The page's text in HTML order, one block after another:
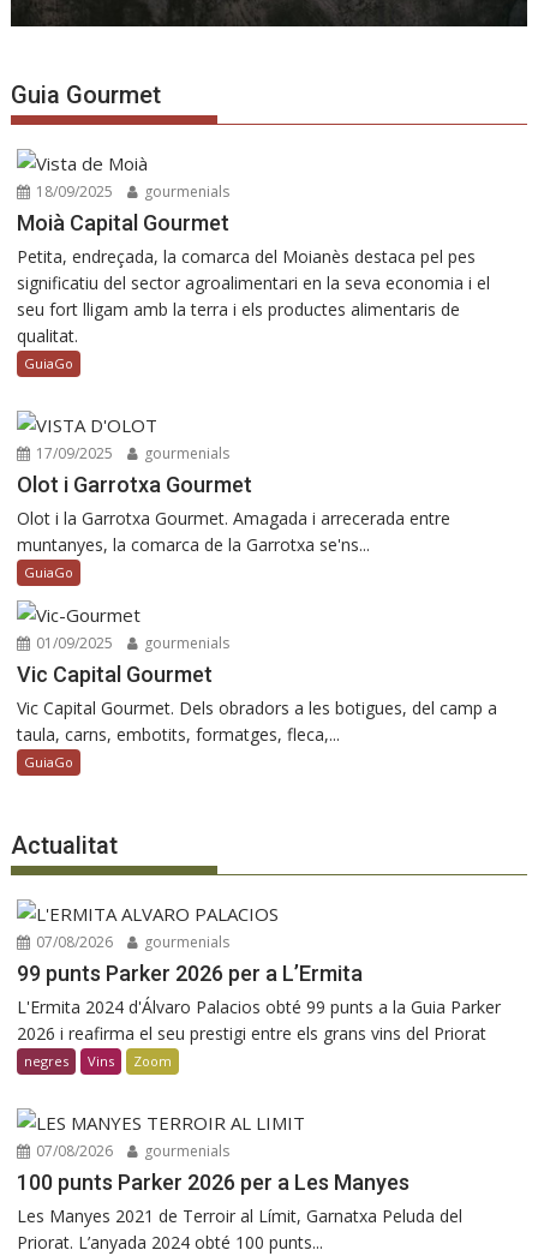
Guia Gourmet
18/09/2025 gourmenials
Moià Capital Gourmet
Petita, endreçada, la comarca del Moianès destaca pel pes
significatiu del sector agroalimentari en la seva economia i el
seu fort lligam amb la terra i els productes alimentaris de
qualitat.
GuiaGo
17/09/2025 gourmenials
Olot i Garrotxa Gourmet
Olot i la Garrotxa Gourmet. Amagada i arrecerada entre
muntanyes, la comarca de la Garrotxa se'ns...
GuiaGo
01/09/2025 gourmenials
Vic Capital Gourmet
Vic Capital Gourmet. Dels obradors a les botigues, del camp a
taula, carns, embotits, formatges, fleca,...
GuiaGo
Actualitat
07/08/2026 gourmenials
99 punts Parker 2026 per a L’Ermita
L'Ermita 2024 d'Álvaro Palacios obté 99 punts a la Guia Parker
2026 i reafirma el seu prestigi entre els grans vins del Priorat
negres Vins Zoom
07/08/2026 gourmenials
100 punts Parker 2026 per a Les Manyes
Les Manyes 2021 de Terroir al Límit, Garnatxa Peluda del
Priorat. L’anyada 2024 obté 100 punts...